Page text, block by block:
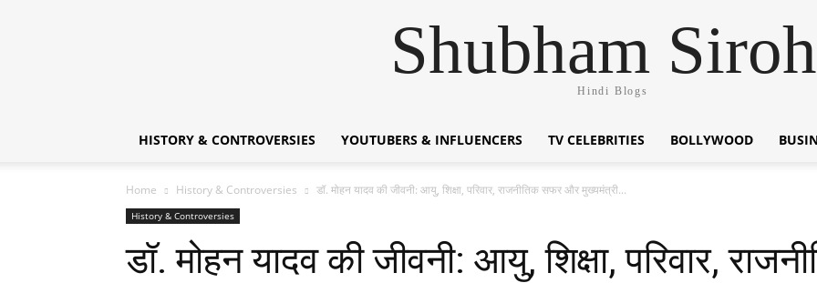
Shubham
Hindi Blogs
HISTORY & CONTROVERSIES YOUTUBERS & INFLUENCERS TV CELEBRITIES BOLLYWOOD
Home History & Controversies डॉ. मोहन यादव की जीवनी: आयु, शिक्षा, परिवार, राजनीतिक सफर और मुख्यमंत्री...
History & Controversies
डॉ. मोहन यादव की जीवनी: आयु, शिक्षा, परिवार,